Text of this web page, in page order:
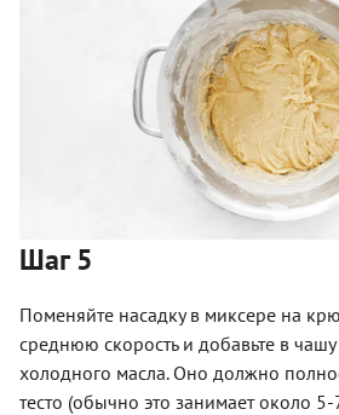
Шаг 5
Поменяйте насадку в миксере на
среднюю скорость и добавьте в
холодного масла. Оно должно
тесто (обычно это занимает около